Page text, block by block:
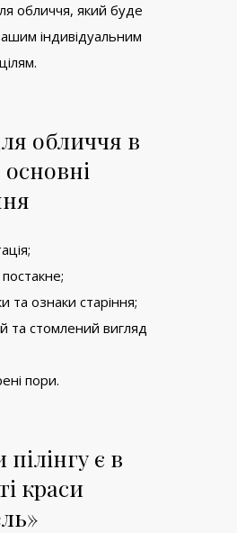
обличчя, який буде
індивідуальним
обличчя в
та ознаки старіння;
та стомлений вигляд
пори.
пілінгу є в
краси